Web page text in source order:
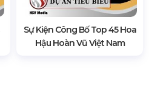
Sự Kiện Công Bố Top 45 Hoa
Hậu Hoàn Vũ Việt Nam